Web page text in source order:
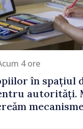
4 ore
în spațiul
autorități.